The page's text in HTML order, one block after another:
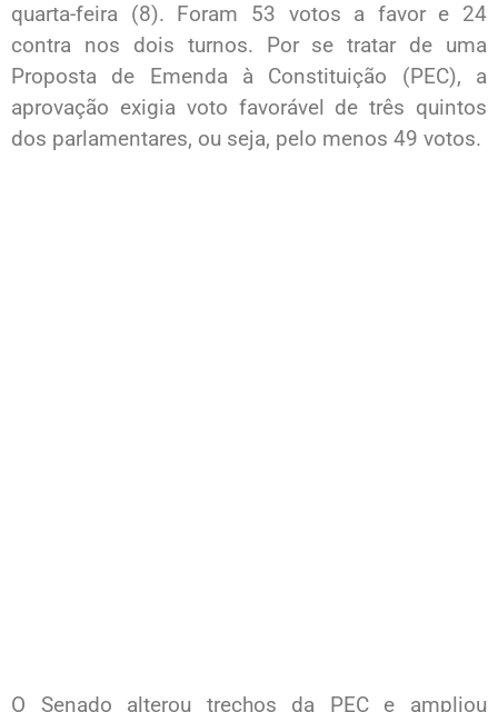
quarta-feira (8). Foram 53 votos a favor e 24
contra nos dois turnos. Por se tratar de uma
Proposta de Emenda à Constituição (PEC), a
aprovação exigia voto favorável de três quintos
dos parlamentares, ou seja, pelo menos 49 votos.
O Senado alterou trechos da PEC e ampliou